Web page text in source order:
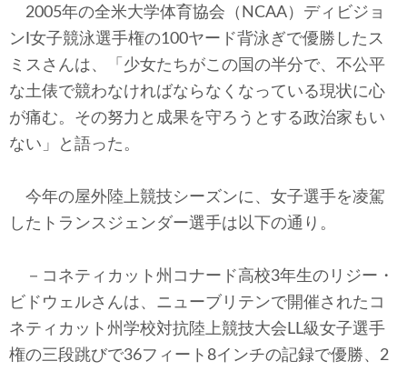
2005年の全米大学体育協会（NCAA）ディビジョ
ンI女子競泳選手権の100ヤード背泳ぎで優勝したス
ミスさんは、「少女たちがこの国の半分で、不公平
な土俵で競わなければならなくなっている現状に心
が痛む。その努力と成果を守ろうとする政治家もい
ない」と語った。
今年の屋外陸上競技シーズンに、女子選手を凌駕
したトランスジェンダー選手は以下の通り。
－コネティカット州コナード高校3年生のリジー・
ビドウェルさんは、ニューブリテンで開催されたコ
ネティカット州学校対抗陸上競技大会LL級女子選手
権の三段跳びで36フィート8インチの記録で優勝、2